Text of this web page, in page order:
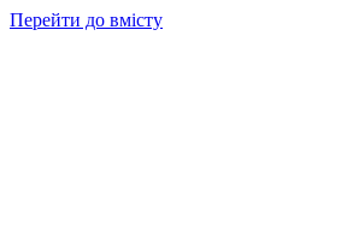
Перейти до вмісту